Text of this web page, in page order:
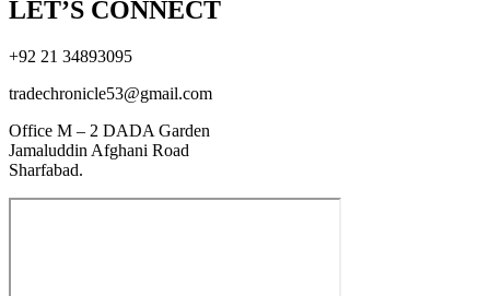
LET’S CONNECT
+92 21 34893095
tradechronicle53@gmail.com
Office M – 2 DADA Garden
Jamaluddin Afghani Road
Sharfabad.